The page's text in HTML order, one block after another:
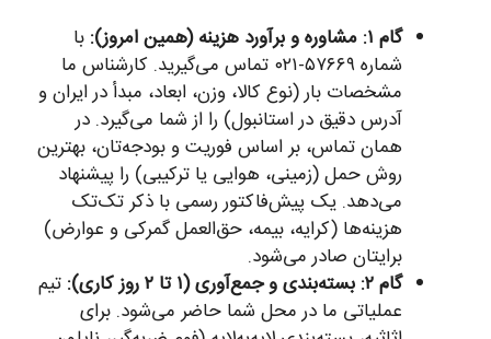
گام ۱: مشاوره و برآورد هزینه (همین امروز):
با
شماره ۵۷۶۶۹-۰۲۱ تماس می‌گیرید. کارشناس ما
مشخصات بار (نوع کالا، وزن، ابعاد، مبدأ در ایران و
آدرس دقیق در استانبول) را از شما می‌گیرد. در
همان تماس، بر اساس فوریت و بودجه‌تان، بهترین
روش حمل (زمینی، هوایی یا ترکیبی) را پیشنهاد
می‌دهد. یک پیش‌فاکتور رسمی با ذکر تک‌تک
هزینه‌ها (کرایه، بیمه، حق‌العمل گمرکی و عوارض)
برایتان صادر می‌شود.
گام ۲: بسته‌بندی و جمع‌آوری (۱ تا ۲ روز کاری):
تیم
عملیاتی ما در محل شما حاضر می‌شود. برای